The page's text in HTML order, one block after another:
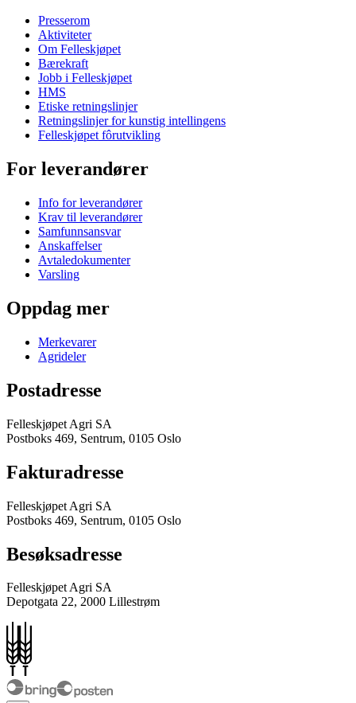
Presserom
Aktiviteter
Om Felleskjøpet
Bærekraft
Jobb i Felleskjøpet
HMS
Etiske retningslinjer
Retningslinjer for kunstig intellingens
Felleskjøpet fôrutvikling
For leverandører
Info for leverandører
Krav til leverandører
Samfunnsansvar
Anskaffelser
Avtaledokumenter
Varsling
Oppdag mer
Merkevarer
Agrideler
Postadresse
Felleskjøpet Agri SA
Postboks 469, Sentrum, 0105 Oslo
Fakturadresse
Felleskjøpet Agri SA
Postboks 469, Sentrum, 0105 Oslo
Besøksadresse
Felleskjøpet Agri SA
Depotgata 22, 2000 Lillestrøm